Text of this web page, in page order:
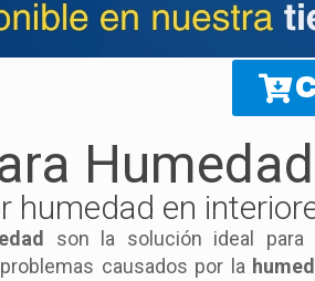
Humedad
humedad en
son la solución ideal para
causados por la